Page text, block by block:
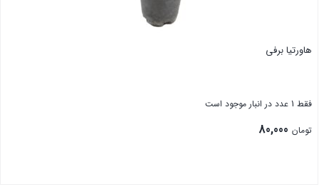
هاورتیا برفی
فقط 1 عدد در انبار موجود است
تومان